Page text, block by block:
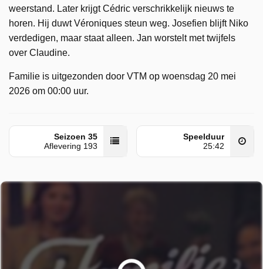
weerstand. Later krijgt Cédric verschrikkelijk nieuws te
horen. Hij duwt Véroniques steun weg. Josefien blijft Niko
verdedigen, maar staat alleen. Jan worstelt met twijfels
over Claudine.
Familie is uitgezonden door VTM op woensdag 20 mei
2026 om 00:00 uur.
Seizoen 35
Aflevering 193
Speelduur
25:42